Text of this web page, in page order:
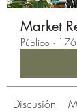
Market
Público · 176
Discusión